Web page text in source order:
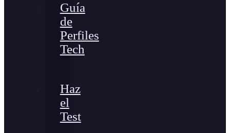
Guía
de
Perfiles
Tech
Haz
el
Test